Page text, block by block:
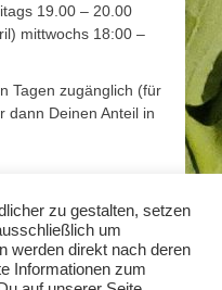
19.00 – 20.00
mittwochs 18:00 –
Tagen zugänglich (für
dann Deinen Anteil in
Solidarische
www.solidarische-
zu gestalten, setzen
um
werden direkt nach deren
Informationen zum